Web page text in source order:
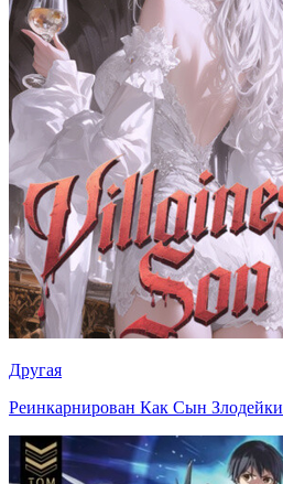
Другая
Реинкарнирован Как Сын Злодейки